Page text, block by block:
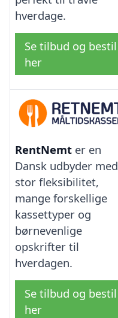
hverdage.
Se tilbud og bestil
her
RentNemt er en
Dansk udbyder med
stor fleksibilitet,
mange forskellige
kassettyper og
børnevenlige
opskrifter til
hverdagen.
Se tilbud og bestil
her